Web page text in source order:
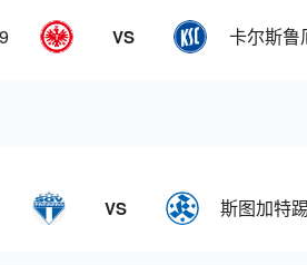
VS 卡尔斯鲁
VS 斯图加特